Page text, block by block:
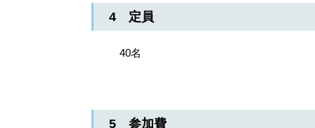
4 定員
40名
5 参加費